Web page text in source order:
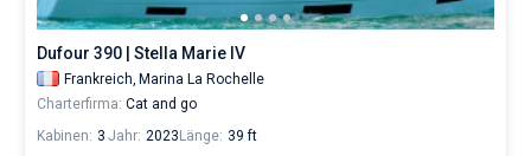
Dufour 390 | Stella Marie IV
Frankreich, Marina La Rochelle
Charterfirma: Cat and go
Kabinen: 3 Jahr: 2023 Länge: 39 ft